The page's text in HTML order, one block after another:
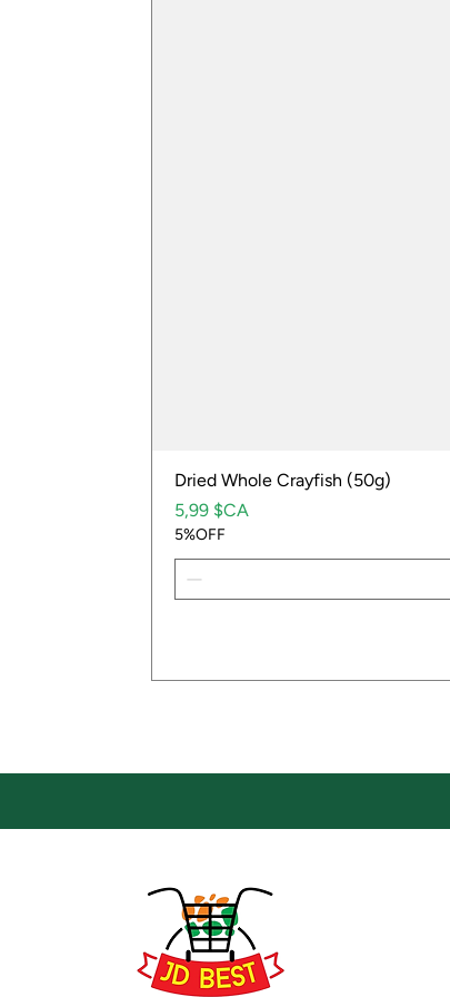
Dried Whole Crayfish (50g)
Prix
5,99 $CA
5%OFF